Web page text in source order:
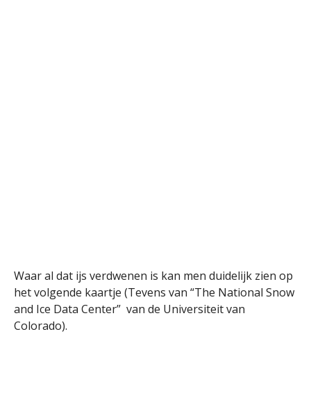
Waar al dat ijs verdwenen is kan men duidelijk zien op
het volgende kaartje (Tevens van “The National Snow
and Ice Data Center” van de Universiteit van
Colorado).